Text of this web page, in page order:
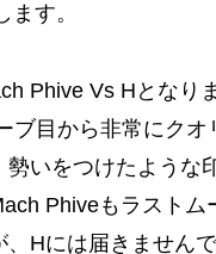
す。
Phive Vs Hとなり
ブ目から非常にク
いをつけたような
Phiveもラスト
Hには届きませんで